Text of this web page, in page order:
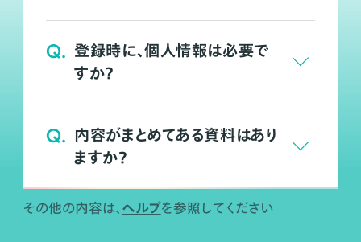
Q. 登録時に、個人情報は必要で
すか？
Q. 内容がまとめてある資料はあり
ますか？
その他の内容は、 ヘルプを参照してください